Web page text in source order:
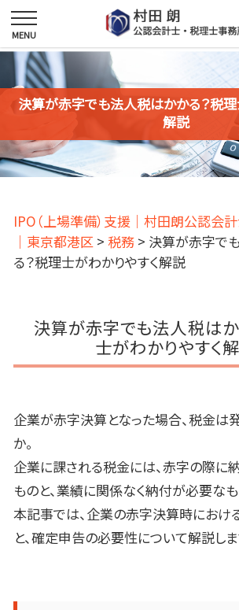
決算が赤字でも法人税はかかる？税理
解説
IPO（上場準備）支援｜村田朗公認会
｜東京都港区 > 税務 > 決算が赤字で
る？税理士がわかりやすく解説
決算が赤字でも法人税は
士がわかりやすく
企業が赤字決算となった場合、税金は
か。
企業に課される税金には、赤字の際に
ものと、業績に関係なく納付が必要なも
本記事では、企業の赤字決算時におけ
と、確定申告の必要性について解説しま